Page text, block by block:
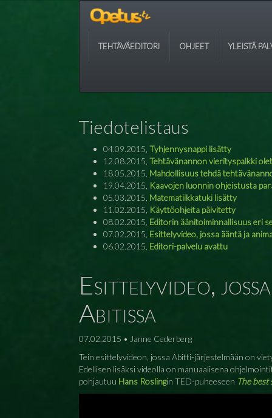
TEHTÄVÄEDITORI OHJEET YLEISTÄ
Tiedotelistaus
04.09.2015, Tyhjennysnappi lisätty
12.08.2015, Tehtävänannon vierityspalkki
18.05.2015, Mahdollisuus tehdä
19.04.2015, Kaavojen luonnin ohjeistusta
05.03.2015, Matematiikkatuki lisätty
11.02.2015, Käyttöohjeita päivitetty
08.02.2015, Editorin äänitoiminnallisuus eri
07.02.2015, Esittelyvideo, jossa ääntä ja
06.02.2015, Editori-palvelu avattu
Esittelyvideo,
Abitissa
07.02.2015 • Janne Cederberg
Tein esittelyvideon, jossa Abitti-järjestelmään on
Edellisen lisäksi videolla on manuaalisena
pohjautuu Hans Roslingin TED-puheeseen The best